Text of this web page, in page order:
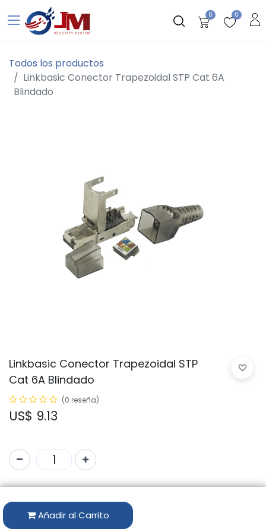
0 0
Todos los productos
Linkbasic Conector Trapezoidal STP Cat 6A
Blindado
Linkbasic Conector Trapezoidal STP
Cat 6A Blindado
(0 reseña)
US$ 9.13
Añadir al Carrito
Código:
Marca:LINKBASIC